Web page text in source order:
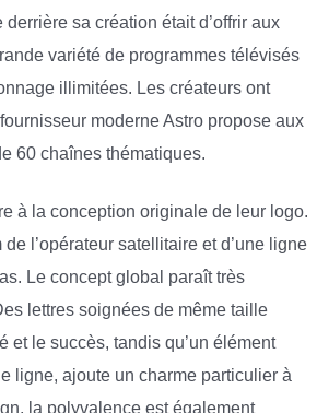
derrière sa création était d’offrir aux
variété de programmes télévisés
illimitées. Les créateurs ont
moderne Astro propose aux
60 chaînes thématiques.
à la conception originale de leur logo.
de l’opérateur satellitaire et d’une ligne
Le concept global paraît très
lettres soignées de même taille
et le succès, tandis qu’un élément
ligne, ajoute un charme particulier à
la polyvalence est également